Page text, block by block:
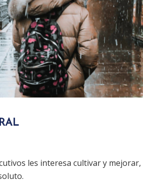
les interesa cultivar y